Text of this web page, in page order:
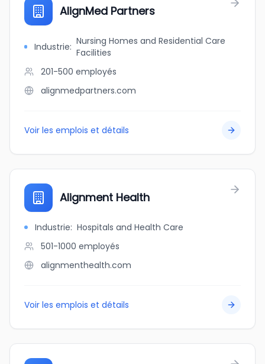
AlignMed Partners
Industrie: Nursing Homes and Residential Care
Facilities
201-500 employés
alignmedpartners.com
Voir les emplois et détails
Alignment Health
Industrie: Hospitals and Health Care
501-1000 employés
alignmenthealth.com
Voir les emplois et détails